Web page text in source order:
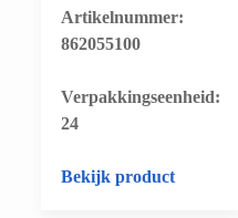
Artikelnummer:
862055100
​Verpakkingseenheid:
24
Bekijk product